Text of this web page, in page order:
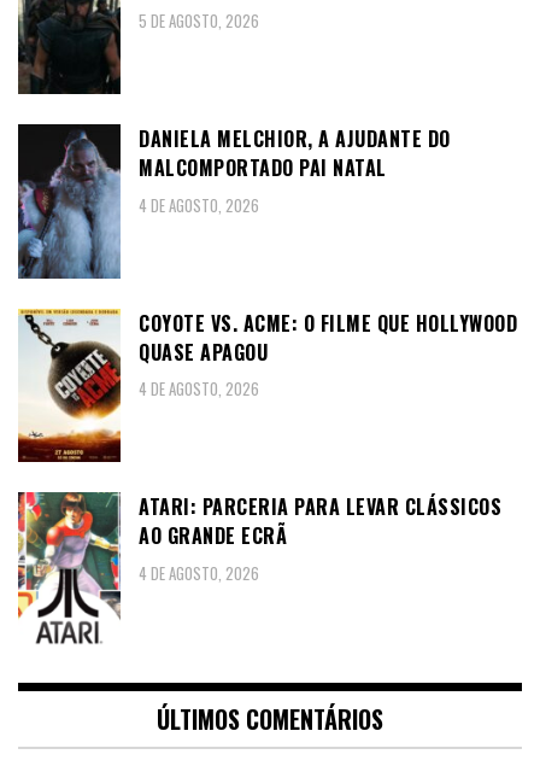
5 DE AGOSTO, 2026
DANIELA MELCHIOR, A AJUDANTE DO
MALCOMPORTADO PAI NATAL
4 DE AGOSTO, 2026
COYOTE VS. ACME: O FILME QUE HOLLYWOOD
QUASE APAGOU
4 DE AGOSTO, 2026
ATARI: PARCERIA PARA LEVAR CLÁSSICOS
AO GRANDE ECRÃ
4 DE AGOSTO, 2026
ÚLTIMOS COMENTÁRIOS